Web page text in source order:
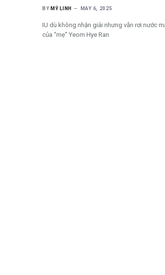
BY MỸ LINH MAY 6, 2025
IU dù không nhận giải nhưng vẫn rơi nước
của “mẹ” Yeom Hye Ran